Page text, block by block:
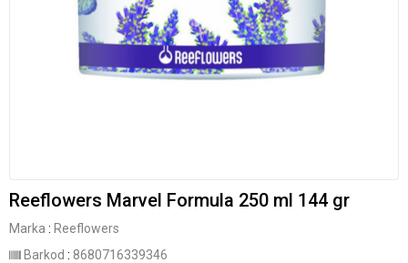
Reeflowers Marvel Formula 250 ml 144 gr
Marka : Reeflowers
Barkod : 8680716339346